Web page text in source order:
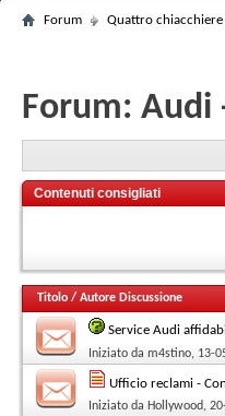
Forum Quattro
Forum: Audi
Contenuti consigliati
Titolo / Autore Discussione
Service Audi
Iniziato da m4stino, 13-
Ufficio reclami -
Iniziato da Hollywood,